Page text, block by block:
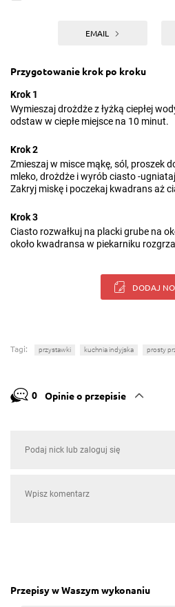
EMAIL
Przygotowanie krok po kroku
Krok 1
Wymieszaj drożdże z łyżką ciepłej
odstaw w ciepłe miejsce na 10 minut.
Krok 2
Zmieszaj w misce mąkę, sól, proszek
mleko, drożdże i wyrób ciasto -
Zakryj miskę i poczekaj kwadrans aż
Krok 3
Ciasto rozwałkuj na placki grube na
około kwadransa w piekarniku
DODAJ
Tagi: przystawki kuchnia indyjska prosty
0 Opinie o przepisie
Przepisy w Waszym wykonaniu